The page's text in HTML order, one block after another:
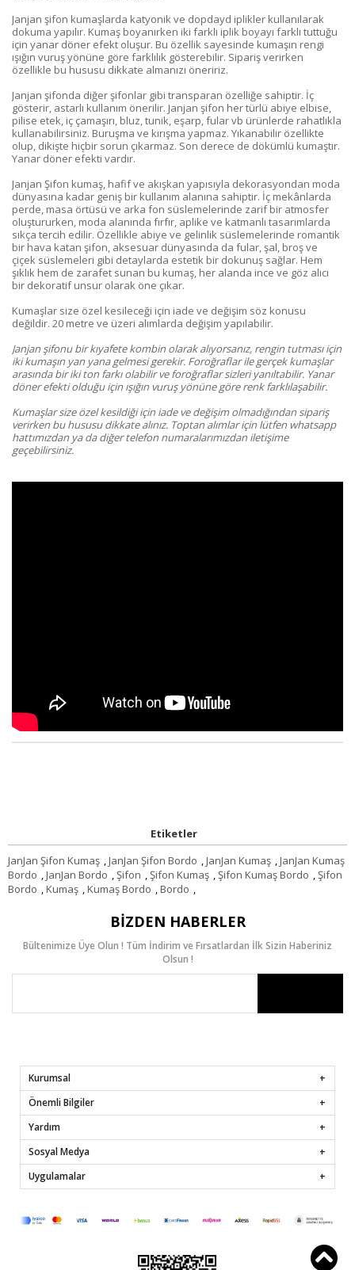
Janjan şifon kumaşlarda katyonik ve dopdayd iplikler kullanılarak
dokuma yapılır. Kumaş boyanırken iki farklı iplik boyayı farklı tuttuğu
için yanar döner efekt oluşur. Bu özellik sayesinde kumaşın rengi
ışığın vuruş yönüne göre farklılık gösterebilir. Sipariş verirken
özellikle bu hususu dikkate almanızı öneririz.
Janjan şifonda diğer şifonlar gibi transparan özelliğe sahiptir. İç
gösterir, astarlı kullanım önerilir. Janjan şifon her türlü abiye elbise,
pilise etek, iç çamaşırı, bluz, tunik, eşarp, fular vb ürünlerde rahatlıkla
kullanabilirsiniz. Buruşma ve kırışma yapmaz. Yıkanabilir özellikte
olup, dikişte hiçbir sorun çıkarmaz. Son derece de dökümlü kumaştır.
Yanar döner efekti vardır.
Janjan Şifon kumaş, hafif ve akışkan yapısıyla dekorasyondan moda
dünyasına kadar geniş bir kullanım alanına sahiptir. İç mekânlarda
perde, masa örtüsü ve arka fon süslemelerinde zarif bir atmosfer
oluştururken, moda alanında fırfır, aplike ve katmanlı tasarımlarda
sıkça tercih edilir. Özellikle abiye ve gelinlik süslemelerinde romantik
bir hava katan şifon, aksesuar dünyasında da fular, şal, broş ve
çiçek süslemeleri gibi detaylarda estetik bir dokunuş sağlar. Hem
şıklık hem de zarafet sunan bu kumaş, her alanda ince ve göz alıcı
bir dekoratif unsur olarak öne çıkar.
Kumaşlar size özel kesileceği için iade ve değişim söz konusu
değildir. 20 metre ve üzeri alımlarda değişim yapılabilir.
Janjan şifonu bir kıyafete kombin olarak alıyorsanız, rengin tutması için
iki kumaşın yan yana gelmesi gerekir. Foroğraflar ile gerçek kumaşlar
arasında bir iki ton farkı olabilir ve foroğraflar sizleri yanıltabilir. Yanar
döner efekti olduğu için ışığın vuruş yönüne göre renk farklılaşabilir.
Kumaşlar size özel kesildiği için iade ve değişim olmadığından sipariş
verirken bu hususu dikkate alınız. Toptan alımlar için lütfen whatsapp
hattımızdan ya da diğer telefon numaralarımızdan iletişime
geçebilirsiniz.
Etiketler
JanJan Şifon Kumaş ,JanJan Şifon Bordo ,JanJan Kumaş ,JanJan Kumaş
Bordo ,JanJan Bordo ,Şifon ,Şifon Kumaş ,Şifon Kumaş Bordo ,Şifon
Bordo ,Kumaş ,Kumaş Bordo ,Bordo ,
BIZDEN HABERLER
Bültenimize Üye Olun ! Tüm İndirim ve Fırsatlardan İlk Sizin Haberiniz
Olsun !
Kurumsal
Önemli Bilgiler
Yardım
Sosyal Medya
Uygulamalar